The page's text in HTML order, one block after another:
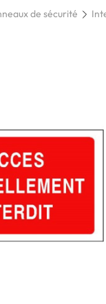
de sécurité